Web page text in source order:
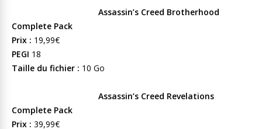
Assassin’s Creed Brotherhood
Complete Pack
Prix : 19,99€
PEGI 18
Taille du fichier : 10 Go
Assassin’s Creed Revelations
Complete Pack
Prix : 39,99€